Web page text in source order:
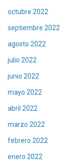
octubre 2022
septiembre 2022
agosto 2022
julio 2022
junio 2022
mayo 2022
abril 2022
marzo 2022
febrero 2022
enero 2022